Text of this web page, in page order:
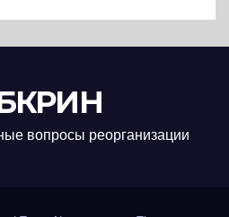
вопросы реорганизации